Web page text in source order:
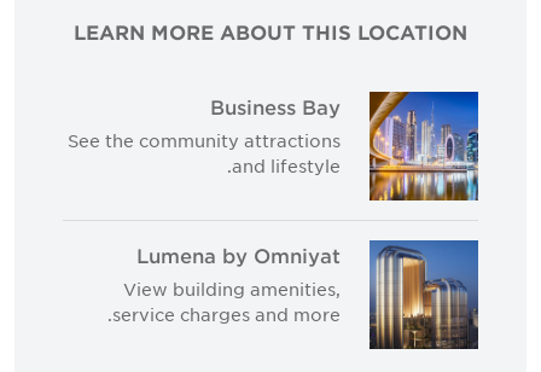
LEARN MORE ABOUT THIS LOCATION
Business Bay
See the community attractions
and lifestyle.
Lumena by Omniyat
View building amenities,
service charges and more.